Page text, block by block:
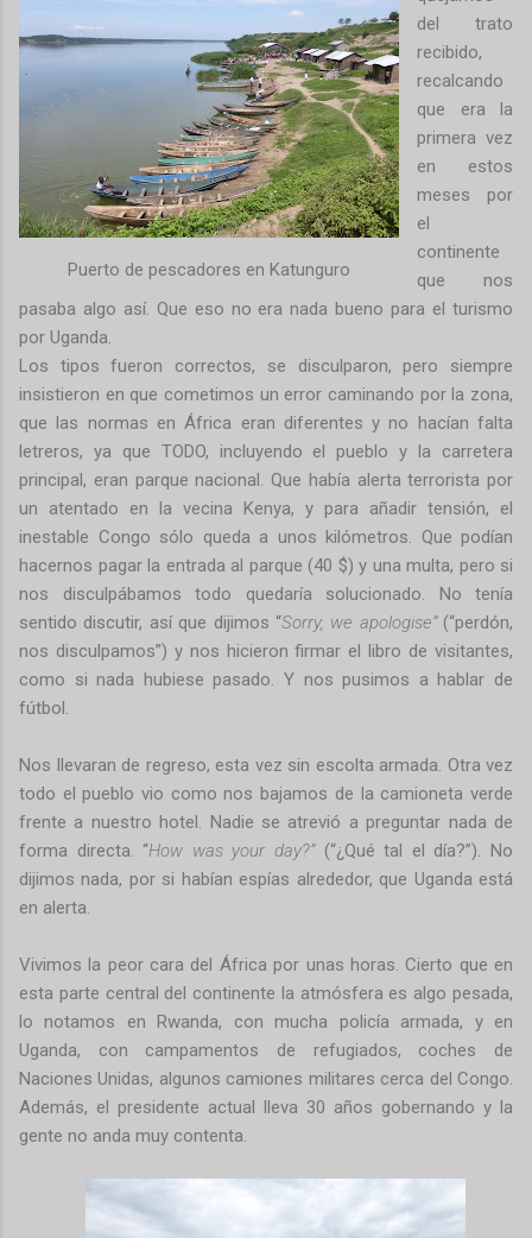
Puerto de pescadores en Katunguro
del trato
recibido,
recalcando
que era la
primera vez
en estos
meses por
el
continente
que nos
pasaba algo así. Que eso no era nada bueno para el turismo
por Uganda.
Los tipos fueron correctos, se disculparon, pero siempre
insistieron en que cometimos un error caminando por la zona,
que las normas en África eran diferentes y no hacían falta
letreros, ya que TODO, incluyendo el pueblo y la carretera
principal, eran parque nacional. Que había alerta terrorista por
un atentado en la vecina Kenya, y para añadir tensión, el
inestable Congo sólo queda a unos kilómetros. Que podían
hacernos pagar la entrada al parque (40 $) y una multa, pero si
nos disculpábamos todo quedaría solucionado. No tenía
sentido discutir, así que dijimos “Sorry, we apologise” (“perdón,
nos disculpamos”) y nos hicieron firmar el libro de visitantes,
como si nada hubiese pasado. Y nos pusimos a hablar de
fútbol.
Nos llevaran de regreso, esta vez sin escolta armada. Otra vez
todo el pueblo vio como nos bajamos de la camioneta verde
frente a nuestro hotel. Nadie se atrevió a preguntar nada de
forma directa. “How was your day?”(“¿Qué tal el día?”). No
dijimos nada, por si habían espías alrededor, que Uganda está
en alerta.
Vivimos la peor cara del África por unas horas. Cierto que en
esta parte central del continente la atmósfera es algo pesada,
lo notamos en Rwanda, con mucha policía armada, y en
Uganda, con campamentos de refugiados, coches de
Naciones Unidas, algunos camiones militares cerca del Congo.
Además, el presidente actual lleva 30 años gobernando y la
gente no anda muy contenta.